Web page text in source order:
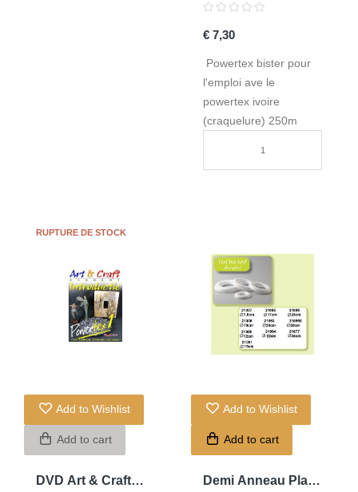
€ 7,30
Powertex bister pour
l'emploi ave le
powertex ivoire
(craquelure) 250m
RUPTURE DE STOCK
Add to Wishlist
Add to cart
DVD Art & Craft
Add to Wishlist
Add to cart
Demi Anneau Plat